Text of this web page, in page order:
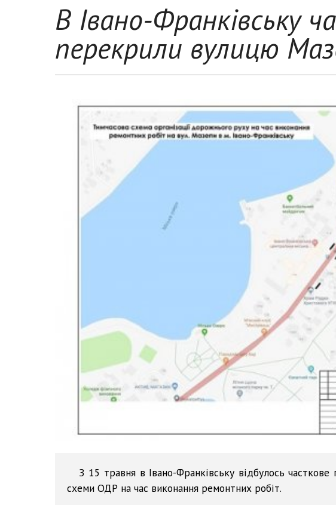
В Івано-Франківську
перекрили вулицю
З 15 травня в Івано-Франківську відбулось
схеми ОДР на час виконання ремонтних робіт.